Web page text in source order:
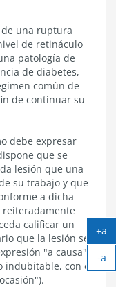
una ruptura
de retináculo
patología de
de diabetes,
común de
de continuar su
debe expresar
que se
lesión que una
su trabajo y que
a dicha
reiteradamente
calificar un
que la lesión se
"a causa"),
con el
+a
-a